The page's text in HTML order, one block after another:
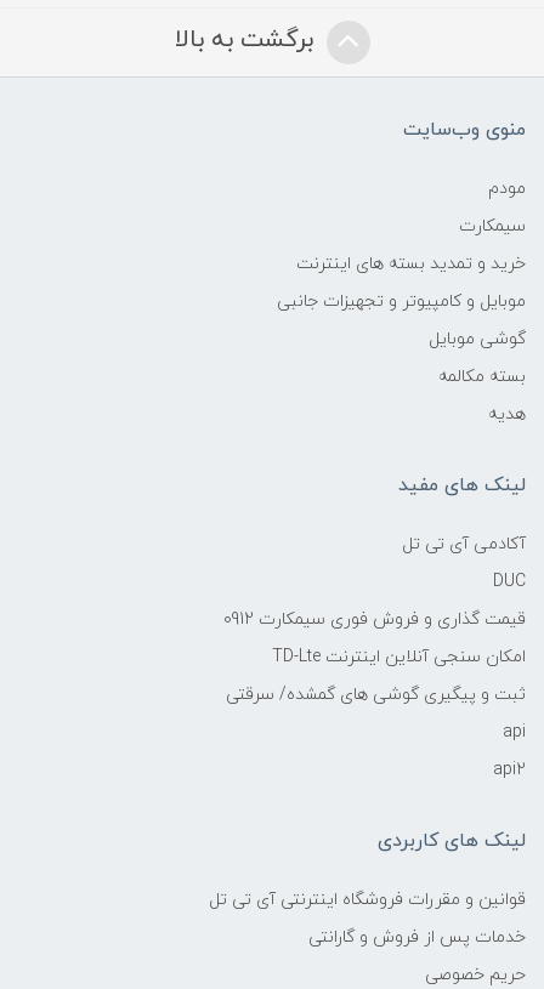
برگشت به بالا
منوی وب‌سایت
مودم
سیمکارت
خرید و تمدید بسته های اینترنت
موبایل و کامپیوتر و تجهیزات جانبی
گوشی موبایل
بسته مکالمه
هدیه
لینک های مفید
آکادمی آی تی تل
DUC
قیمت گذاری و فروش فوری سیمکارت 0912
امکان سنجی آنلاین اینترنت TD-Lte
ثبت و پیگیری گوشی های گمشده/ سرقتی
api
api2
لینک های کاربردی
قوانین و مقررات فروشگاه اینترنتی آی تی تل
خدمات پس از فروش و گارانتی
حریم خصوصی